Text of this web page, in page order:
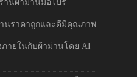
านผ้าม่านมือโปร
านราคาถูกและดีมีคุณภาพ
ายในกับผ้าม่านโดย AI